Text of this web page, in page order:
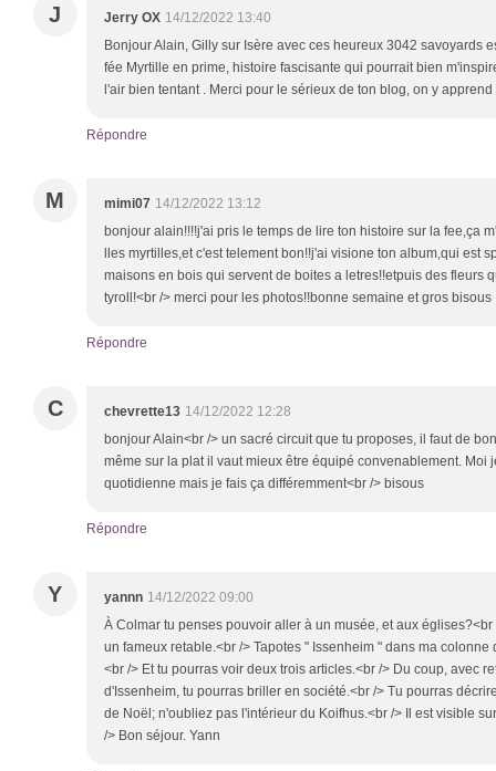
J Jerry OX 14/12/2022 13:40
Bonjour Alain, Gilly sur Isère avec ces heureux 3042 savoyards
fée Myrtille en prime, histoire fascisante qui pourrait bien
l'air bien tentant . Merci pour le sérieux de ton blog, on y
Répondre
M mimi07 14/12/2022 13:12
bonjour alain!!!!j'ai pris le temps de lire ton histoire sur la fee,ça
lles myrtilles,et c'est telement bon!!j'ai visione ton album,qui est
maisons en bois qui servent de boites a letres!!etpuis des fleurs
tyroll!<br /> merci pour les photos!!bonne semaine et gros bisous
Répondre
C chevrette13 14/12/2022 12:28
bonjour Alain<br /> un sacré circuit que tu proposes, il faut de
même sur la plat il vaut mieux être équipé convenablement. Moi
quotidienne mais je fais ça différemment<br /> bisous
Répondre
Y yannn 14/12/2022 09:00
À Colmar tu penses pouvoir aller à un musée, et aux
un fameux retable.<br /> Tapotes " Issenheim " dans ma
<br /> Et tu pourras voir deux trois articles.<br /> Du coup, avec
d'Issenheim, tu pourras briller en société.<br /> Tu pourras
de Noël; n'oubliez pas l'intérieur du Koifhus.<br /> Il est visible
/> Bon séjour. Yann